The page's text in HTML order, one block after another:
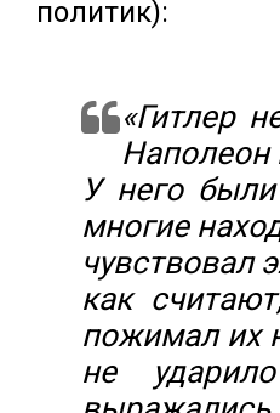
политик):
«Гитлер
Наполеон
У него были
многие
чувствовал
как
пожимал их
не